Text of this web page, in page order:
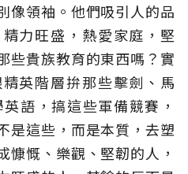
像領袖。他們吸引人的品
力旺盛，熱愛家庭，堅
些貴族教育的東西嗎？實
英階層拚那些擊劍、馬
語，搞這些軍備競賽，
是這些，而是本質，去塑
慷慨、樂觀、堅韌的人，